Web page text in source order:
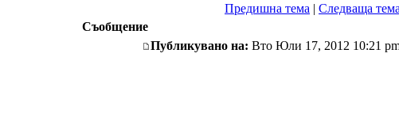
Предишна тема | Следваща тема
Съобщение
Публикувано на: Вто Юли 17, 2012 10:21